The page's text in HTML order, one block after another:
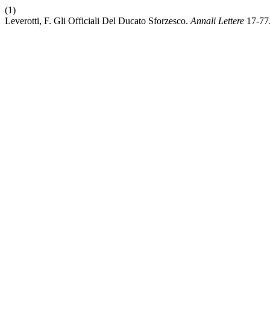
(1)
Leverotti, F. Gli Officiali Del Ducato Sforzesco. Annali Lettere 17-